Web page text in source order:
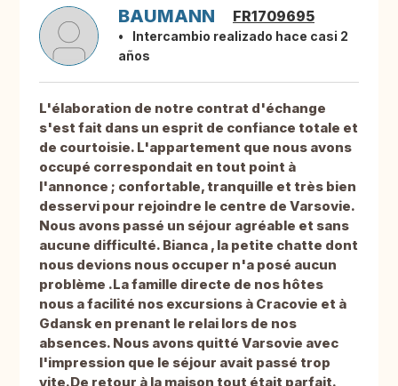
BAUMANN FR1709695
Intercambio realizado hace casi 2
años
L'élaboration de notre contrat d'échange
s'est fait dans un esprit de confiance totale et
de courtoisie. L'appartement que nous avons
occupé correspondait en tout point à
l'annonce ; confortable, tranquille et très bien
desservi pour rejoindre le centre de Varsovie.
Nous avons passé un séjour agréable et sans
aucune difficulté. Bianca , la petite chatte dont
nous devions nous occuper n'a posé aucun
problème .La famille directe de nos hôtes
nous a facilité nos excursions à Cracovie et à
Gdansk en prenant le relai lors de nos
absences. Nous avons quitté Varsovie avec
l'impression que le séjour avait passé trop
vite.De retour à la maison tout était parfait.